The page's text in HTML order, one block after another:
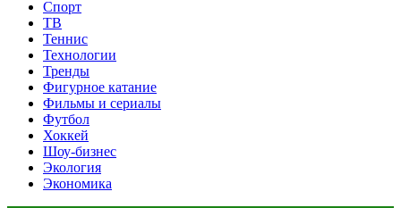
Спорт
ТВ
Теннис
Технологии
Тренды
Фигурное катание
Фильмы и сериалы
Футбол
Хоккей
Шоу-бизнес
Экология
Экономика